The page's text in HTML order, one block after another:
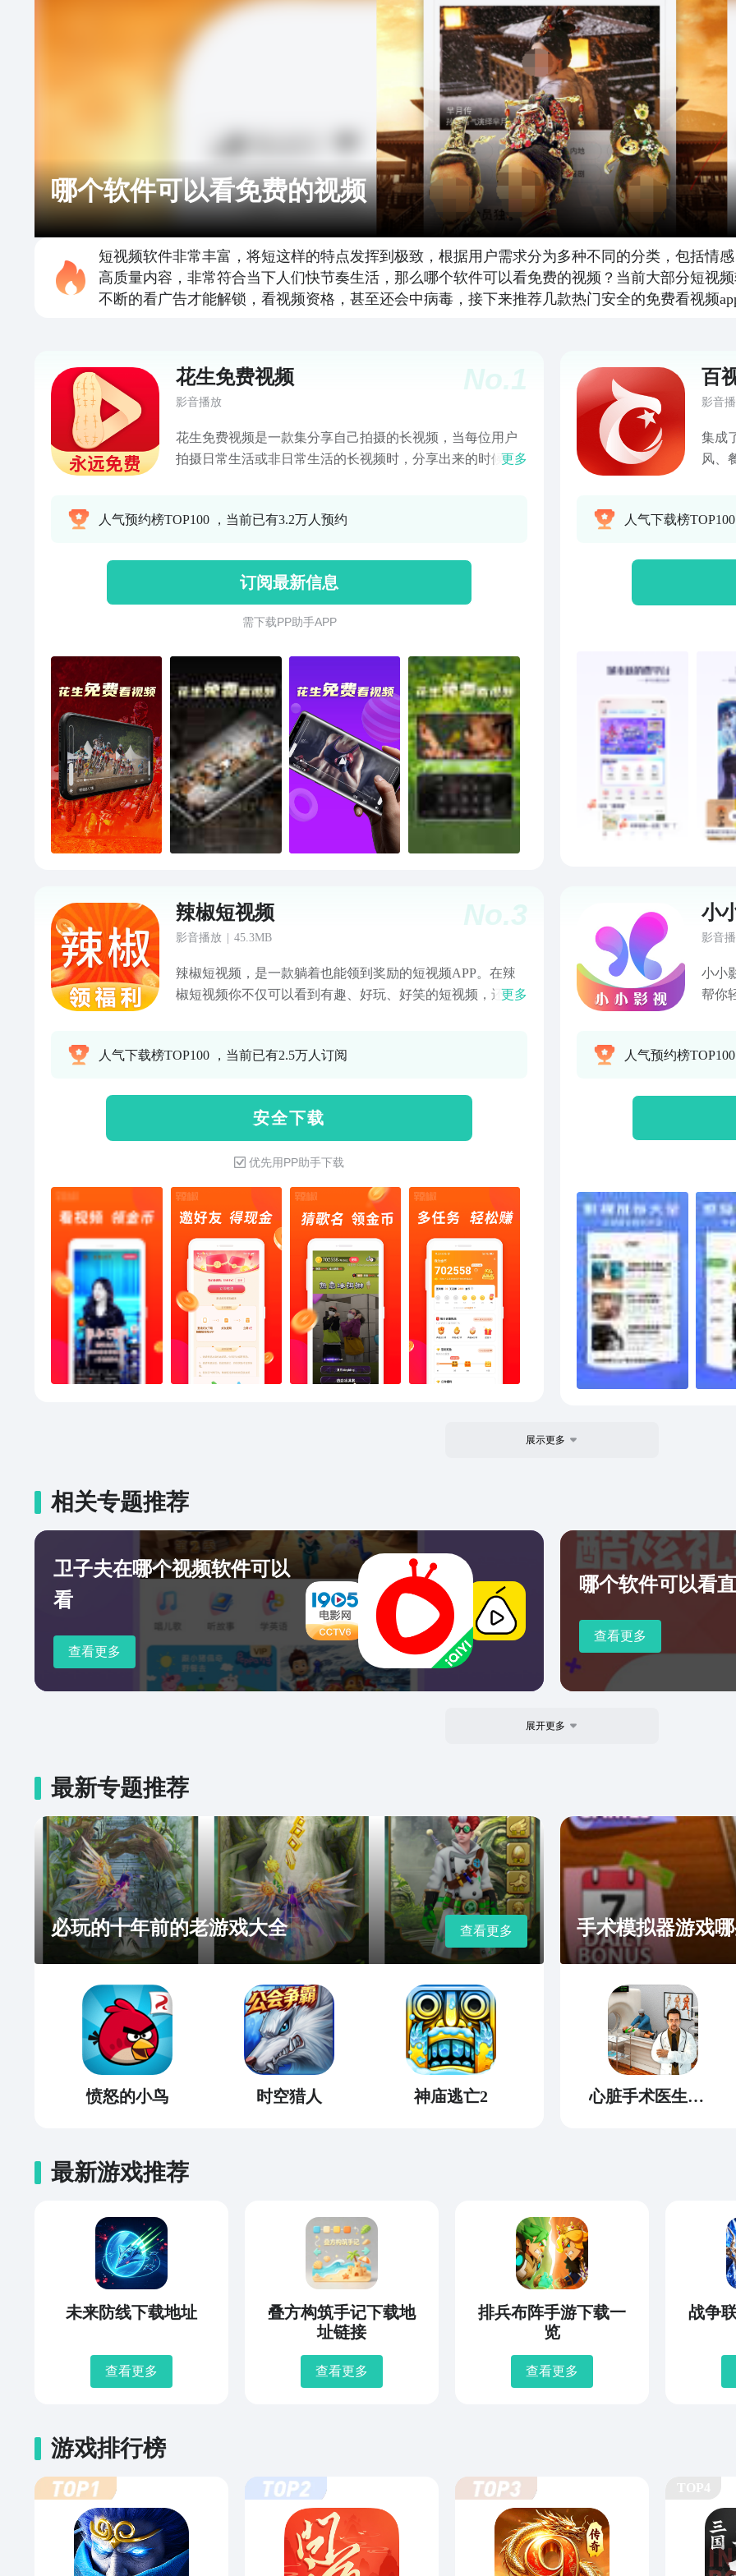
哪个软件可以看免费的视频
短视频软件非常丰富，将短这样的特点发挥到极致，根据用户需求分为多种不同的分类，包括情
高质量内容，非常符合当下人们快节奏生活，那么哪个软件可以看免费的视频？当前大部分短视
不断的看广告才能解锁，看视频资格，甚至还会中病毒，接下来推荐几款热门安全的免费看视频
No.1
花生免费视频
影音播放
花生免费视频是一款集分享自己拍摄的长视频，当每位用户
拍摄日常生活或非日常生活的长视频时，分享出来的时候可
款APP会为你的生活提供便利与实惠，又可以为您的生活休
更多
人气预约榜TOP100 ，当前已有3.2万人预约
订阅最新信息
需 下 载 P P 助 手 A P P
百
影音
集成
风、
你零
萃。
社
口
录
4K
《万
《
国》
地原
番外
看，
挑战
乐之
接招
品质
食、
好吃
情感
的
来
屋、上海爱情
唐
人气下载榜
No.3
辣椒短视频
影音播放 45.3MB
辣椒短视频，是一款躺着也能领到奖励的短视频APP。在辣
椒短视频你不仅可以看到有趣、好玩、好笑的短视频，还有
更多
人气下载榜TOP100 ，当前已有2.5万人订阅
安 全 下 载
优先用PP助手下载
小
影音
小小
帮你
再片
人气预约榜
展示更多
相关专题推荐
卫子夫在哪个视频软件可以
看
查看更多
哪个软件可以看
查看更多
展开更多
最新专题推荐
必玩的十年前的老游戏大全 查看更多
愤怒的小鸟 时空猎人 神庙逃亡2
手术模拟器游戏
心脏手术医生模拟
最新游戏推荐
未来防线下载地址
查看更多
叠方构筑手记下载地
址链接
查看更多
排兵布阵手游下载一
览
查看更多
战争
游戏排行榜